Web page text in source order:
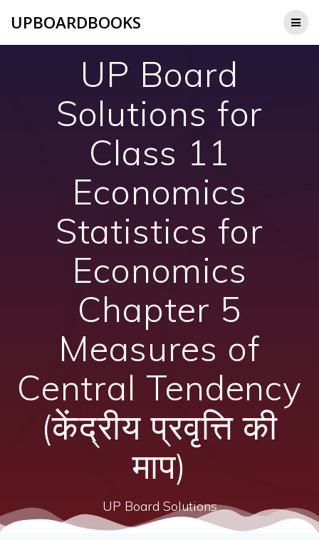
UPBOARDBOOKS
UP Board
Solutions for
Class 11
Economics
Statistics for
Economics
Chapter 5
Measures of
Central Tendency
(केंद्रीय प्रवृत्ति की
माप)
UP Board Solutions